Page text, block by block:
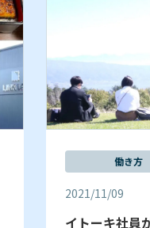
働き方
2021/11/09
イトーキ社員